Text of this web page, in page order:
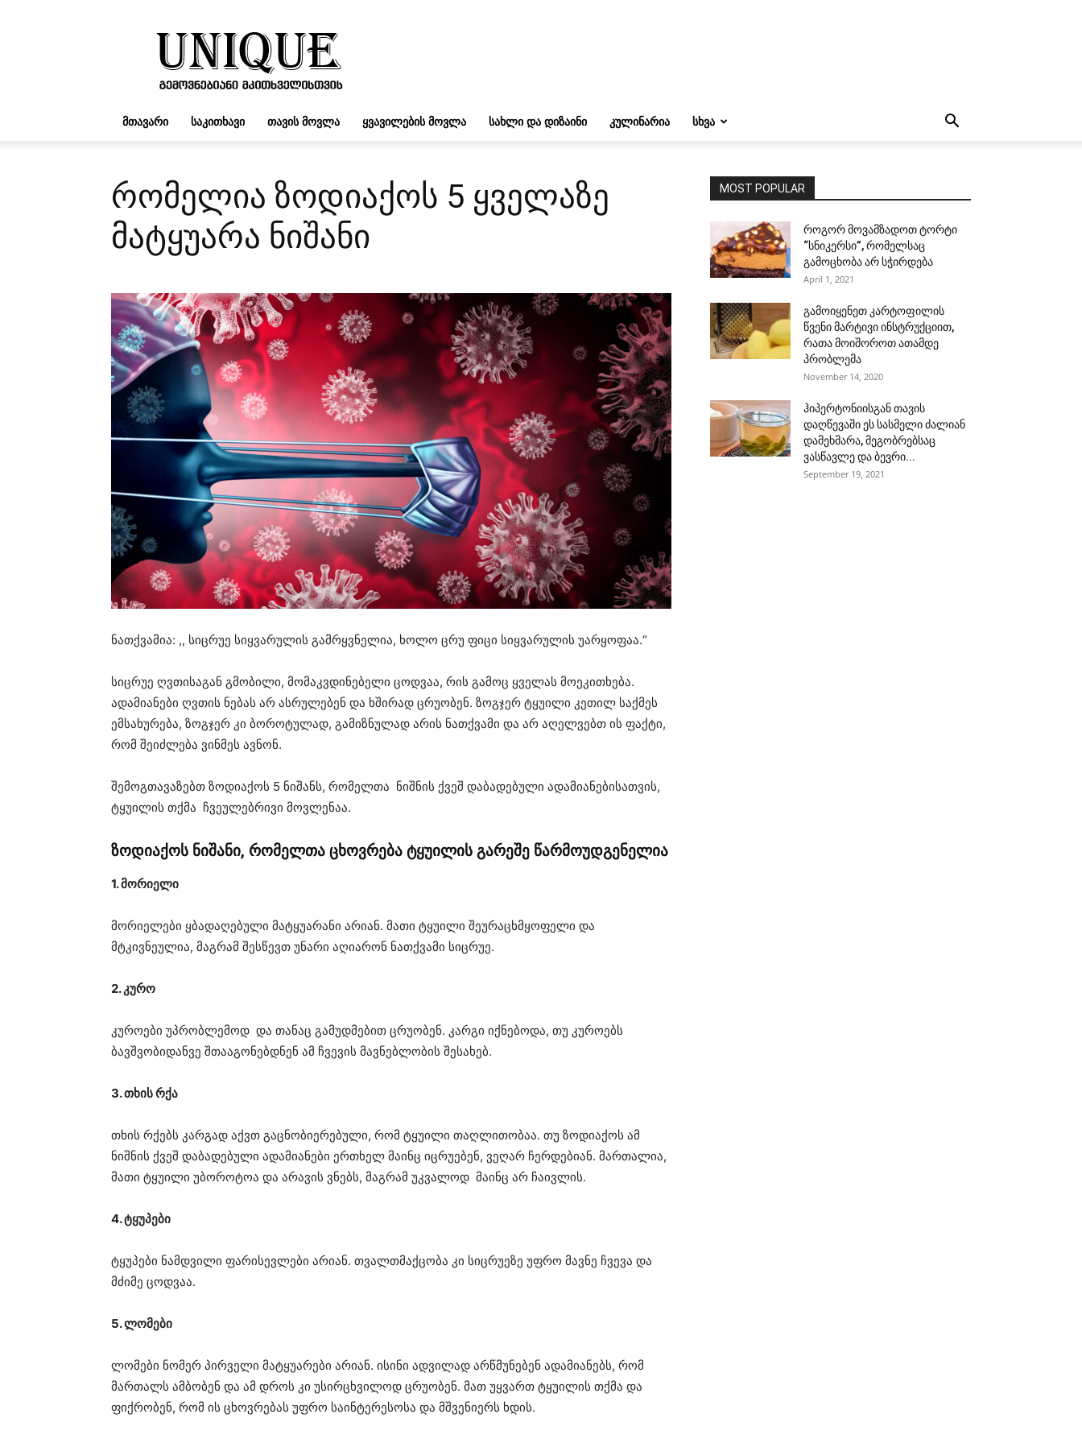
UNIQUE.GE
ᲛᲗᲐᲕᲐᲠᲘ ᲡᲐᲙᲘᲗᲮᲐᲕᲘ ᲗᲐᲕᲘᲡ ᲛᲝᲕᲚᲐ ᲧᲕᲐᲕᲘᲚᲔᲑᲘᲡ ᲛᲝᲕᲚᲐ ᲡᲐᲮᲚᲘ ᲓᲐ ᲓᲘᲖᲐᲘᲜᲘ ᲙᲣᲚᲘᲜᲐᲠᲘᲐ ᲡᲮᲕᲐ
რომელია ზოდიაქოს 5 ყველაზე
მატყუარა ნიშანი
ნათქვამია: ,, სიცრუე სიყვარულის გამრყვნელია, ხოლო ცრუ ფიცი სიყვარულის უარყოფაა.“
სიცრუე ღვთისაგან გმობილი, მომაკვდინებელი ცოდვაა, რის გამოც ყველას მოეკითხება.
ადამიანები ღვთის ნებას არ ასრულებენ და ხშირად ცრუობენ. ზოგჯერ ტყუილი კეთილ საქმეს
ემსახურება, ზოგჯერ კი ბოროტულად, გამიზნულად არის ნათქვამი და არ აღელვებთ ის ფაქტი,
რომ შეიძლება ვინმეს ავნონ.
შემოგთავაზებთ ზოდიაქოს 5 ნიშანს, რომელთა ნიშნის ქვეშ დაბადებული ადამიანებისათვის,
ტყუილის თქმა ჩვეულებრივი მოვლენაა.
ზოდიაქოს ნიშანი, რომელთა ცხოვრება ტყუილის გარეშე წარმოუდგენელია
1. მორიელი
მორიელები ყბადაღებული მატყუარანი არიან. მათი ტყუილი შეურაცხმყოფელი და
მტკივნეულია, მაგრამ შესწევთ უნარი აღიარონ ნათქვამი სიცრუე.
2. კურო
კუროები უპრობლემოდ და თანაც გამუდმებით ცრუობენ. კარგი იქნებოდა, თუ კუროებს
ბავშვობიდანვე შთააგონებდნენ ამ ჩვევის მავნებლობის შესახებ.
3. თხის რქა
თხის რქებს კარგად აქვთ გაცნობიერებული, რომ ტყუილი თაღლითობაა. თუ ზოდიაქოს ამ
ნიშნის ქვეშ დაბადებული ადამიანები ერთხელ მაინც იცრუებენ, ვეღარ ჩერდებიან. მართალია,
მათი ტყუილი უბოროტოა და არავის ვნებს, მაგრამ უკვალოდ მაინც არ ჩაივლის.
4. ტყუპები
ტყუპები ნამდვილი ფარისევლები არიან. თვალთმაქცობა კი სიცრუეზე უფრო მავნე ჩვევა და
მძიმე ცოდვაა.
5. ლომები
ლომები ნომერ პირველი მატყუარები არიან. ისინი ადვილად არწმუნებენ ადამიანებს, რომ
მართალს ამბობენ და ამ დროს კი უსირცხვილოდ ცრუობენ. მათ უყვართ ტყუილის თქმა და
ფიქრობენ, რომ ის ცხოვრებას უფრო საინტერესოსა და მშვენიერს ხდის.
MOST POPULAR
როგორ მოვამზადოთ ტორტი
“სნიკერსი”, რომელსაც
გამოცხობა არ სჭირდება
April 1, 2021
გამოიყენეთ კარტოფილის
წვენი მარტივი ინსტრუქციით,
რათა მოიშოროთ ათამდე
პრობლემა
November 14, 2020
ჰიპერტონიისგან თავის
დაღწევაში ეს სასმელი ძალიან
დამეხმარა, მეგობრებსაც
ვასწავლე და ბევრი...
September 19, 2021